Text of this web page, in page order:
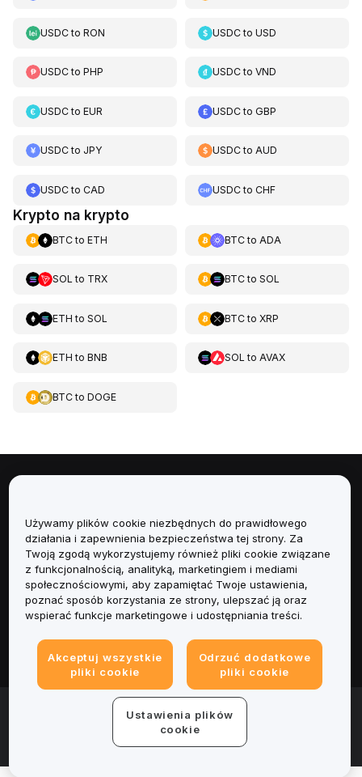
USDCto RON USDCtoUSD
USDCto PHP USDCtoVND
USDCto EUR USDCtoGBP
USDCto JPY USDCtoAUD
USDCto CAD USDCtoCHF
Krypto na krypto
BTCto ETH BTCto ADA
SOL to TRX BTCto SOL
ETH to SOL BTCto XRP
ETH to BNB SOL to AVAX
BTCto DOGE
Usługi
Obsługa Klienta
Produkty
Informacje prawne
© 2025-2026 Bybit.eu. All rights reserved.
Warunki świadczenia usług | Polityka Prywatności
firmy (Impressum)
Centrum preferencji plików cookie
Używamy plików cookie niezbędnych do prawidłowego
działania i zapewnienia bezpieczeństwa tej strony. Za
Twoją zgodą wykorzystujemy również pliki cookie związane
z funkcjonalnością, analityką, marketingiem i mediami
społecznościowymi, aby zapamiętać Twoje ustawienia,
poznać sposób korzystania ze strony, ulepszać ją oraz
wspierać funkcje marketingowe i udostępniania treści.
Akceptuj wszystkie
pliki cookie
Odrzuć dodatkowe
pliki cookie
Ustawienia plików
cookie